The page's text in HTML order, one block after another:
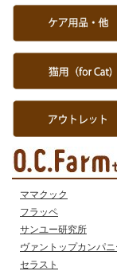
ママクック
フラッペ
サンユー研究所
ヴァントップカンパニ
セラスト